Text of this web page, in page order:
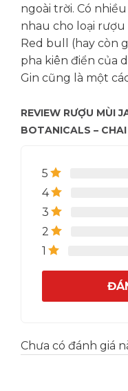
ngoài trời. Có
nhau cho loại rượu
Red bull (hay còn
pha kiên điển của
Gin cũng là một
REVIEW RƯỢU MÙI
BOTANICALS –
5
4
3
2
1
Chưa có đánh giá